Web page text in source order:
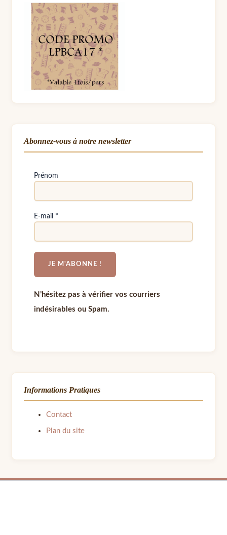
Abonnez-vous à notre newsletter
Prénom
E-mail *
N’hésitez pas à vérifier vos courriers
indésirables ou Spam.
Informations Pratiques
Contact
Plan du site